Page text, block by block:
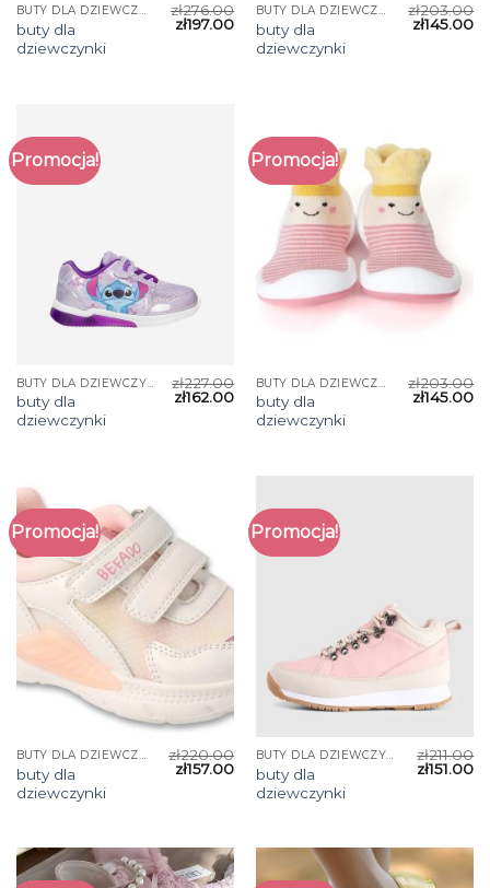
BUTY DLA DZIEWCZYNKI
buty dla
dziewczynki
zł276.00
zł197.00
BUTY DLA DZIEWCZYNKI
buty dla
dziewczynki
zł203.00
zł145.00
Promocja!
buty dla
dziewczynki
zł227.00
zł162.00
Promocja!
buty dla
dziewczynki
zł203.00
zł145.00
Promocja!
BUTY DLA DZIEWCZYNKI
buty dla
dziewczynki
zł220.00
zł157.00
Promocja!
BUTY DLA DZIEWCZYNKI
buty dla
dziewczynki
zł211.00
zł151.00